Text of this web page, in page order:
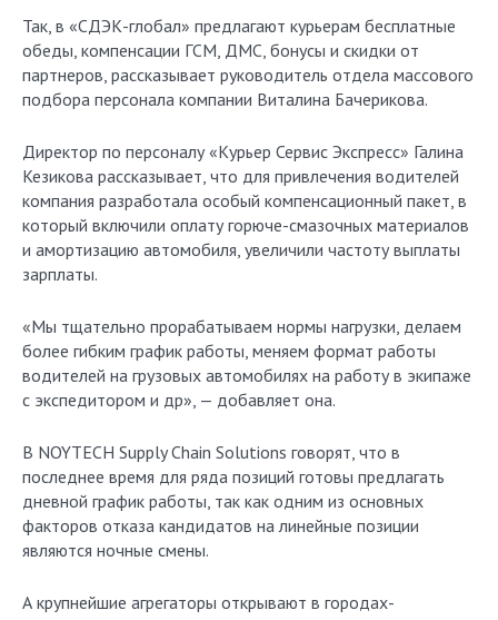
Так, в «СДЭК-глобал» предлагают курьерам бесплатные
обеды, компенсации ГСМ, ДМС, бонусы и скидки от
партнеров, рассказывает руководитель отдела массового
подбора персонала компании Виталина Бачерикова.
Директор по персоналу «Курьер Сервис Экспресс» Галина
Кезикова рассказывает, что для привлечения водителей
компания разработала особый компенсационный пакет, в
который включили оплату горюче-смазочных материалов
и амортизацию автомобиля, увеличили частоту выплаты
зарплаты.
«Мы тщательно прорабатываем нормы нагрузки, делаем
более гибким график работы, меняем формат работы
водителей на грузовых автомобилях на работу в экипаже
с экспедитором и др», — добавляет она.
В NOYTECH Supply Chain Solutions говорят, что в
последнее время для ряда позиций готовы предлагать
дневной график работы, так как одним из основных
факторов отказа кандидатов на линейные позиции
являются ночные смены.
А крупнейшие агрегаторы открывают в городах-